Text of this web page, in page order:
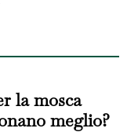
la mosca
meglio?